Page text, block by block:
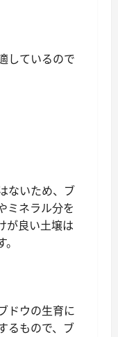
しているので
ないため、ブ
ミネラル分を
が良い土壌は
ドウの生育に
るもので、ブ